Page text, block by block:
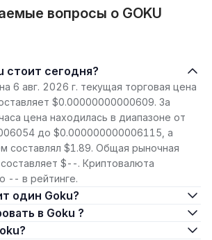
вопросы о GOKU
стоит сегодня?
6 авг. 2026 г. текущая торговая цена
$0.00000000000609. За
цена находилась в диапазоне от
до $0.000000000006115, а
составлял $1.89. Общая рыночная
составляет $--. Криптовалюта
-- в рейтинге.
один Goku?
в Goku ?